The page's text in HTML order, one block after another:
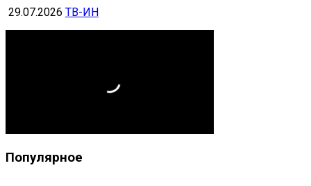
29.07.2026 ТВ-ИН
Популярное